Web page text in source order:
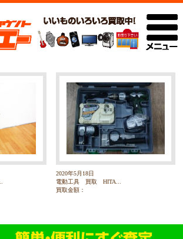
2020年5月18日
電動工具 買取 HITA...
買取金額：